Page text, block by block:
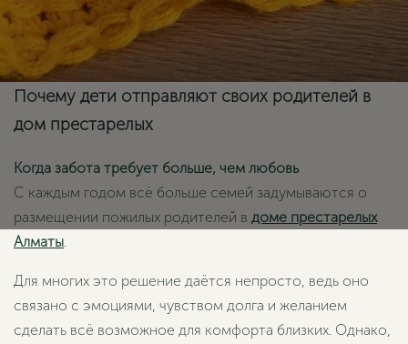
Почему дети отправляют своих родителей в
дом престарелых
Когда забота требует больше, чем любовь
С каждым годом всё больше семей задумываются о
размещении пожилых родителей в доме престарелых
Алматы
Для многих это решение даётся непросто, ведь оно
связано с эмоциями, чувством долга и желанием
сделать всё возможное для комфорта близких. Однако,